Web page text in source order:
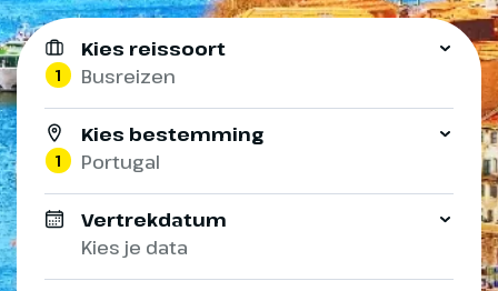
Kies reissoort
1 Busreizen
Kies bestemming
1 Portugal
Vertrekdatum
Kies je data